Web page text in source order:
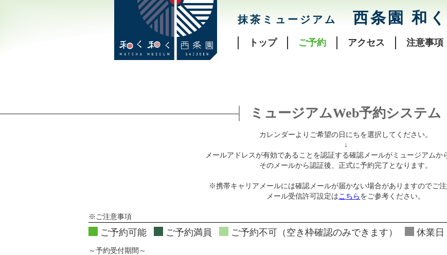
抹茶ミュージアム 西条園 和く
トップ ご予約 アクセス 注意事項
ミュージアムWeb予約システム
カレンダーよりご希望の日にちを選択してください。
↓
メールアドレスが有効であることを認証する確認メールがミュージアムか
そのメールから認証後、正式に予約完了となります。
※携帯キャリアメールには確認メールが届かない場合がありますのでご注
メール受信許可設定はこちら をご参考ください。
※ご注意事項
ご予約可能 ご予約満員 ご予約不可（空き枠確認のみできます） 休業日
～予約受付期間～